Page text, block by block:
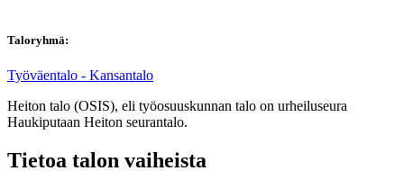
Taloryhmä:
Työväentalo - Kansantalo
Heiton talo (OSIS), eli työosuuskunnan talo on urheiluseura
Haukiputaan Heiton seurantalo.
Tietoa talon vaiheista